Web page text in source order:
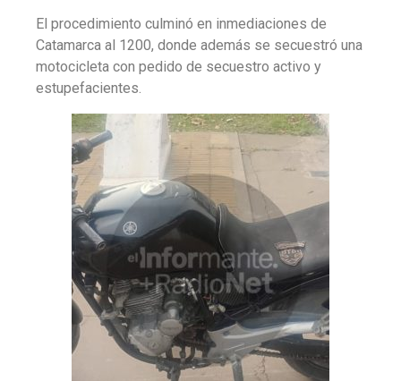
El procedimiento culminó en inmediaciones de
Catamarca al 1200, donde además se secuestró una
motocicleta con pedido de secuestro activo y
estupefacientes.